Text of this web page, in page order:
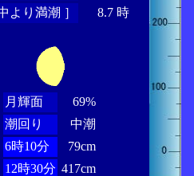
より満潮 ］
8.7 時
月輝面
69%
潮回り
中潮
6時10分
79cm
12時30分 417cm